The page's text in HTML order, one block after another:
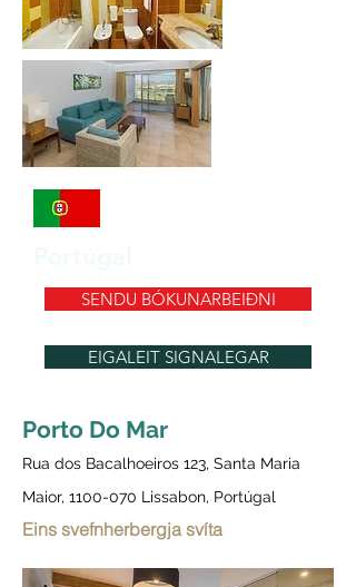
SENDU BÓKUNARBEIÐNI
EIGALEIT SIGNALEGAR
Porto Do Mar
Rua dos Bacalhoeiros 123, Santa Maria
Maior, 1100-070 Lissabon, Portúgal
Eins svefnherbergja svíta